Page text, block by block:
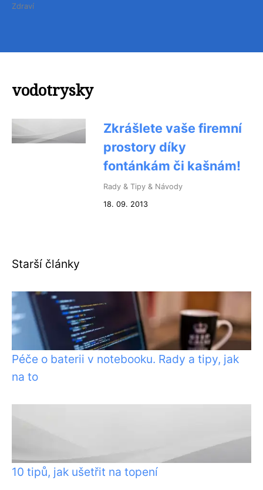
Zdraví
vodotrysky
Zkrášlete vaše firemní
prostory díky
fontánkám či kašnám!
Rady & Tipy & Návody
18. 09. 2013
Starší články
Péče o baterii v notebooku. Rady a tipy, jak
na to
10 tipů, jak ušetřit na topení